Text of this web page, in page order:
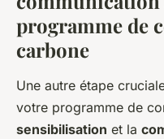
programme de
carbone
Une autre étape
votre programme de
sensibilisation et la